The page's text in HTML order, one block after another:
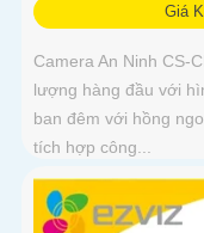
Giá
Camera An Ninh CS-
lượng hàng đầu với
ban đêm với hồng
tích hợp công...